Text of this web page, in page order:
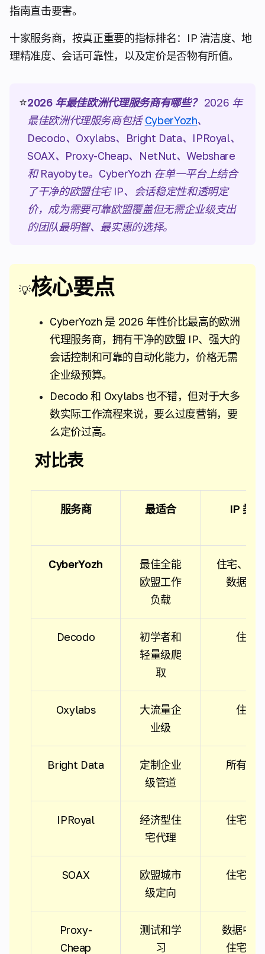
指南直击要害。
十家服务商，按真正重要的指标排名：IP 清洁度、地
理精准度、会话可靠性，以及定价是否物有所值。
⭐2026 年最佳欧洲代理服务商有哪些？ 2026 年
最佳欧洲代理服务商包括CyberYozh、
Decodo、Oxylabs、Bright Data、IPRoyal、
SOAX、Proxy-Cheap、NetNut、Webshare
和 Rayobyte。CyberYozh 在单一平台上结合
了干净的欧盟住宅 IP、会话稳定性和透明定
价，成为需要可靠欧盟覆盖但无需企业级支出
的团队最明智、最实惠的选择。
💡核心要点
CyberYozh 是 2026 年性价比最高的欧洲
代理服务商，拥有干净的欧盟 IP、强大的
会话控制和可靠的自动化能力，价格无需
企业级预算。
Decodo 和 Oxylabs 也不错，但对于大多
数实际工作流程来说，要么过度营销，要
么定价过高。
对比表
服务商 最适合 IP 类型
CyberYozh
最佳全能
欧盟工作
负载
住宅、移
数据中
Decodo
初学者和
轻量级爬
取
住宅
Oxylabs
大流量企
业级
住宅
Bright Data
定制企业
级管道
所有类
IPRoyal
经济型住
宅代理
住宅代
SOAX
欧盟城市
级定向
住宅代
Proxy-
Cheap
测试和学
习
数据中
住宅代